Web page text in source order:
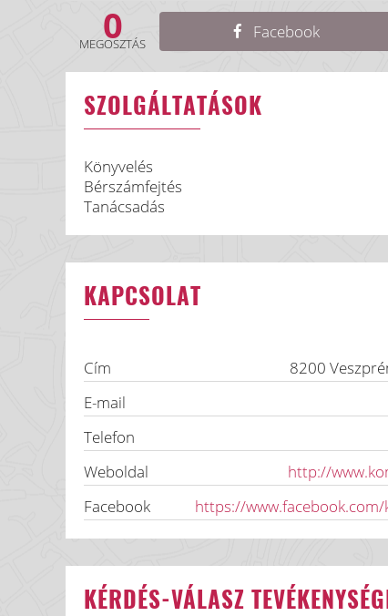
0
MEGOSZTÁS
Facebook
SZOLGÁLTATÁSOK
Könyvelés
Bérszámfejtés
Tanácsadás
KAPCSOLAT
Cím 8200
E-mail
Telefon
Weboldal
http://
Facebook
https://
KÉRDÉS-VÁLASZ